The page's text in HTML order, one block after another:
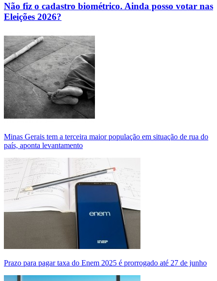
Não fiz o cadastro biométrico. Ainda posso votar nas
Eleições 2026?
Minas Gerais tem a terceira maior população em situação de rua do
país, aponta levantamento
Prazo para pagar taxa do Enem 2025 é prorrogado até 27 de junho